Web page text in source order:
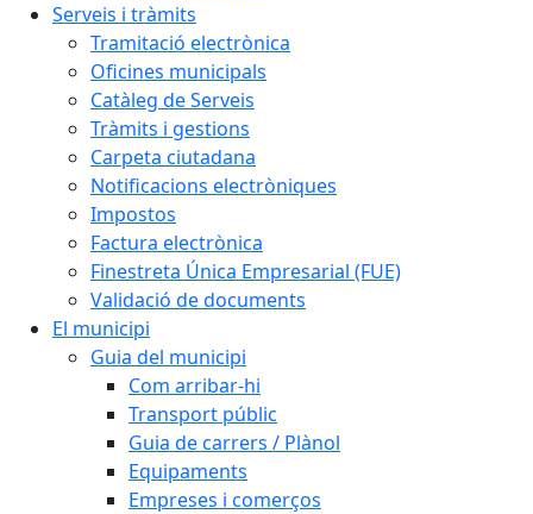
Serveis i tràmits
Tramitació electrònica
Oficines municipals
Catàleg de Serveis
Tràmits i gestions
Carpeta ciutadana
Notificacions electròniques
Impostos
Factura electrònica
Finestreta Única Empresarial (FUE)
Validació de documents
El municipi
Guia del municipi
Com arribar-hi
Transport públic
Guia de carrers / Plànol
Equipaments
Empreses i comerços